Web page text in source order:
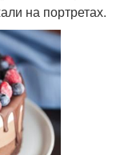
на портретах.